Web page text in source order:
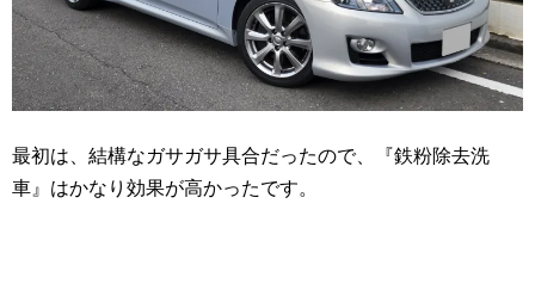
最初は、結構なガサガサ具合だったので、『鉄粉除去洗
車』はかなり効果が高かったです。